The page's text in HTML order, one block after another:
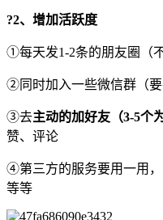
?2、增加活跃度
①每天发1-2条的朋友圈（
②同时加入一些微信群（要
③去主动的加好友（3-5个
赞、评论
④第三方的服务要用一用
等等